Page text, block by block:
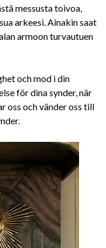
messusta toivoa,
arkeesi. Ainakin saat
armoon turvautuen
och mod i din
för dina synder, när
oss och vänder oss till